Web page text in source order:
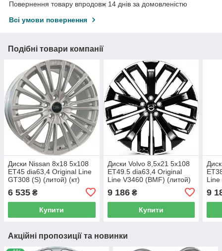
Повернення товару впродовж 14 днів за домовленістю
Всі умови повернення
Подібні товари компанії
Диски Nissan 8x18 5x108
ET45 dia63,4 Original Line
GT308 (S) (литой) (кт)
6 535 ₴
Купити
Диски Volvo 8,5x21 5x108
ET49.5 dia63,4 Original
Line V3460 (BMF) (литой)
9 186₴
Купити
Line
9
Акційні пропозиції та новинки